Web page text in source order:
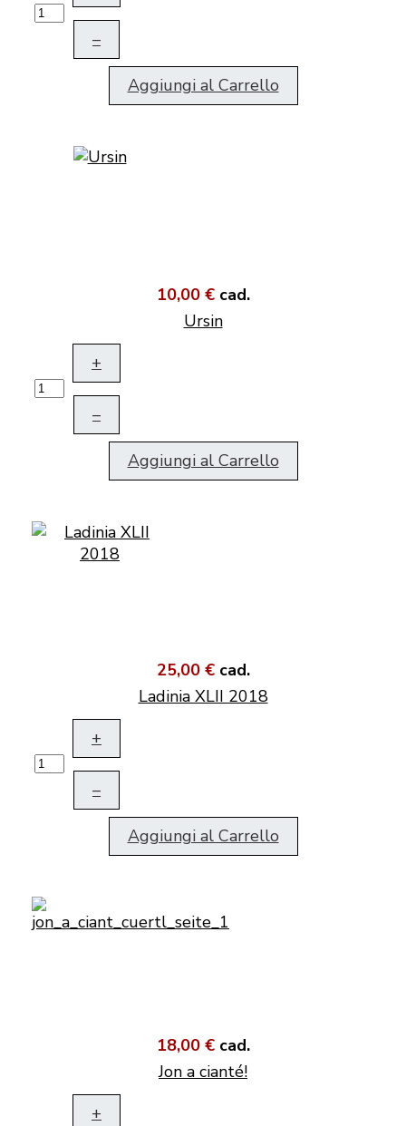
–
Aggiungi al Carrello
10,00 € cad.
Ursin
+
–
Aggiungi al Carrello
25,00 € cad.
Ladinia XLII 2018
+
–
Aggiungi al Carrello
18,00 € cad.
Jon a cianté!
+